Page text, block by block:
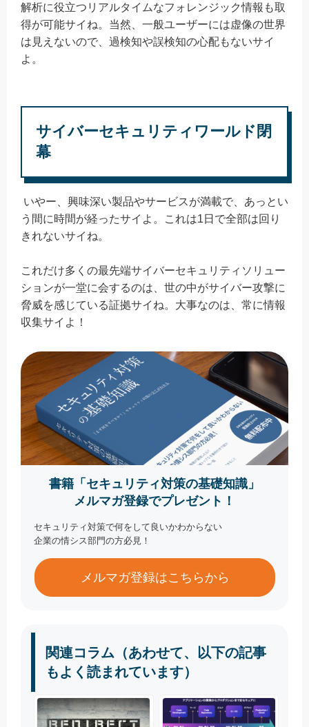
解析に役立つリアルタイムなフォレンジック情報も取
得が可能サイね。当然、一般ユーザーには虚像の世界
は見えないので、過検知や誤検知の心配もないサイ
よ。
サイバーセキュリティワールド閉
幕
いやー、興味深い製品やサービスが満載で、あっとい
う間に時間が経ったサイよ。これは1日で全部は回り
きれないサイね。
これだけ多くの最先端サイバーセキュリティソリュー
ションが一堂に会するのは、世の中がサイバー攻撃に
脅威を感じている証拠サイね。大事なのは、常に情報
収集サイよ！
書籍「セキュリティ対策の基礎知識」
メルマガ登録でプレゼント！
セキュリティ対策で何をして良いかわからない
企業の情シス部門の方必見！
メルマガ登録はこちらから
関連コラム（あわせて、以下の記事
もよく読まれています）